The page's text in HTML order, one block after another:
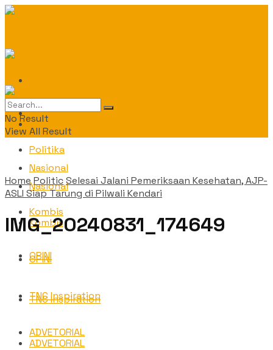
Politika
Nasional
Kombis
OPINI
TNC Inspiration
ADVETORIAL
Daerah
Politika
Nasional
Kombis
OPINI
TNC Inspiration
ADVETORIAL
No Result
View All Result
HomePoliticSelesai Jalani Pemeriksaan Kesehatan, AJP-
ASLI Siap Tarung di Pilwali Kendari
IMG_20240831_174649